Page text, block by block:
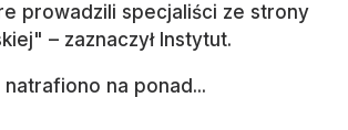
prowadzili specjaliści ze strony
– zaznaczył Instytut.
na ponad...